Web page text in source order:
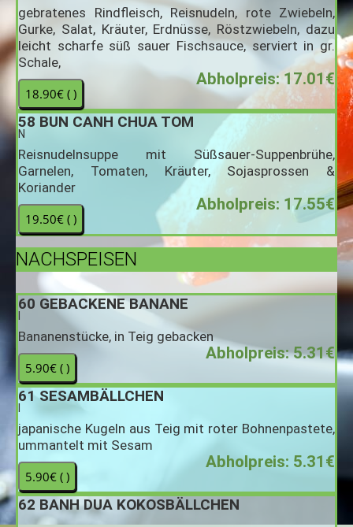
gebratenes Rindfleisch, Reisnudeln, rote Zwiebeln,
Gurke, Salat, Kräuter, Erdnüsse, Röstzwiebeln, dazu
leicht scharfe süß sauer Fischsauce, serviert in gr.
Schale,
Abholpreis: 17.01€
58 BUN CANH CHUA TOM
N
Reisnudelnsuppe mit Süßsauer-Suppenbrühe,
Garnelen, Tomaten, Kräuter, Sojasprossen &
Koriander
Abholpreis: 17.55€
NACHSPEISEN
60 GEBACKENE BANANE
Bananenstücke, in Teig gebacken
Abholpreis: 5.31€
61 SESAMBÄLLCHEN
japanische Kugeln aus Teig mit roter Bohnenpastete,
ummantelt mit Sesam
Abholpreis: 5.31€
62 BANH DUA KOKOSBÄLLCHEN